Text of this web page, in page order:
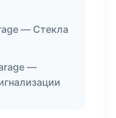
— Стекла
—